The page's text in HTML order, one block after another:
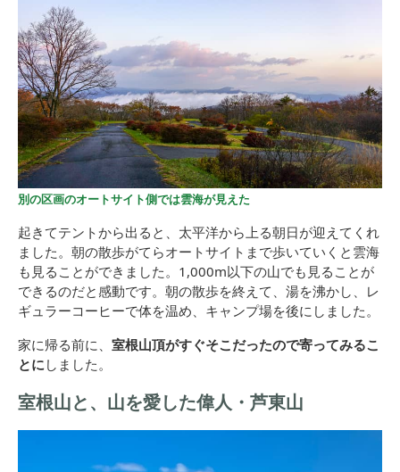
別の区画のオートサイト側では雲海が見えた
起きてテントから出ると、太平洋から上る朝日が迎えてくれ
ました。朝の散歩がてらオートサイトまで歩いていくと雲海
も見ることができました。1,000m以下の山でも見ることが
できるのだと感動です。朝の散歩を終えて、湯を沸かし、レ
ギュラーコーヒーで体を温め、キャンプ場を後にしました。
家に帰る前に、 室根山頂がすぐそこだったので寄ってみるこ
とにしました。
室根山と、山を愛した偉人・芦東山